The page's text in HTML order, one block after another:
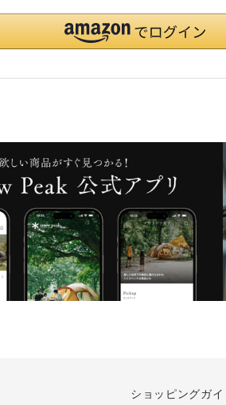
ショッピングガ